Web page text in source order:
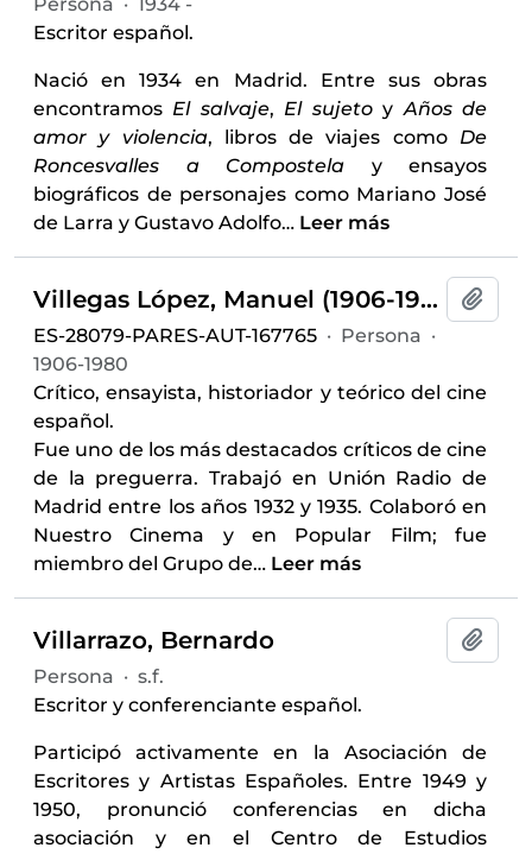
Escritor español.
Nació en 1934 en Madrid. Entre sus obras
encontramos El salvaje, El sujetoyAños de
amor y violencia, libros de viajes como De
Roncesvalles a Compostela y ensayos
biográficos de personajes como Mariano José
de Larra y Gustavo Adolfo… Leer más
Villegas López, Manuel (1906-1980)
ES-28079-PARES-AUT-167765 · Persona ·
1906-1980
Crítico, ensayista, historiador y teórico del cine
español.
Fue uno de los más destacados críticos de cine
de la preguerra. Trabajó en Unión Radio de
Madrid entre los años 1932 y 1935. Colaboró en
Nuestro Cinema y en Popular Film; fue
miembro del Grupo de… Leer más
Villarrazo, Bernardo
Persona · s.f.
Escritor y conferenciante español.
Participó activamente en la Asociación de
Escritores y Artistas Españoles. Entre 1949 y
1950, pronunció conferencias en dicha
asociación y en el Centro de Estudios